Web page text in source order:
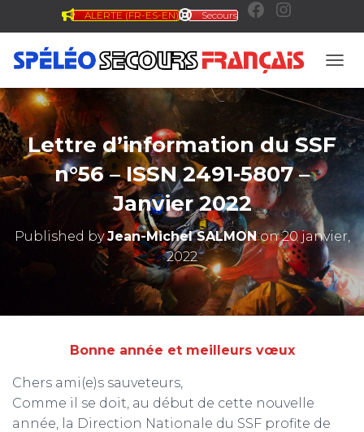
ALERTE (FR-ES-EN) Secours
F
c
e
b
o
o
k
I
s
t
a
g
r
a
m
Lettre d’information du SSF
n°56 – ISSN 2491-5807 –
Janvier 2022
Published byJean-Michel SALMONon20 janvier,
2022
Bonne année et meilleurs vœux
Chers ami(e)s sauveteurs,
Comme il se doit, au début de cette nouvelle
année, la Direction Nationale du SSF profite de